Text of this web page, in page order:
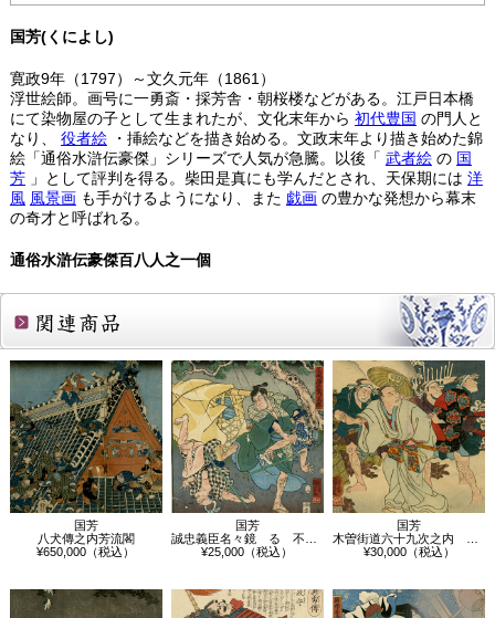
国芳(くによし)
寛政9年（1797）～文久元年（1861）
浮世絵師。画号に一勇斎・採芳舎・朝桜楼などがある。江戸日本橋
にて染物屋の子として生まれたが、文化末年から 初代豊国 の門人と
なり、 役者絵・挿絵などを描き始める。文政末年より描き始めた錦
絵「通俗水滸伝豪傑」シリーズで人気が急騰。以後「 武者絵の 国
芳」として評判を得る。柴田是真にも学んだとされ、天保期には 洋
風 風景画も手がけるようになり、また 戯画の豊かな発想から幕末
の奇才と呼ばれる。
通俗水滸伝豪傑百八人之一個
関連商品
国芳
八犬傳之内芳流閣
¥650,000（税込）
国芳
誠忠義臣名々鏡 る 不破勝右衛門正種
¥25,000（税込）
国芳
木曽街道六十九次之内 鴻巣 武蔵守師直
¥30,000（税込）